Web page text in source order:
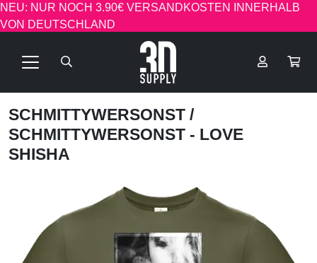
NEU: NUR NOCH 3.90€ VERSANDKOSTEN INNERHALB
VON DEUTSCHLAND
SCHMITTYWERSONST /
SCHMITTYWERSONST - LOVE
SHISHA